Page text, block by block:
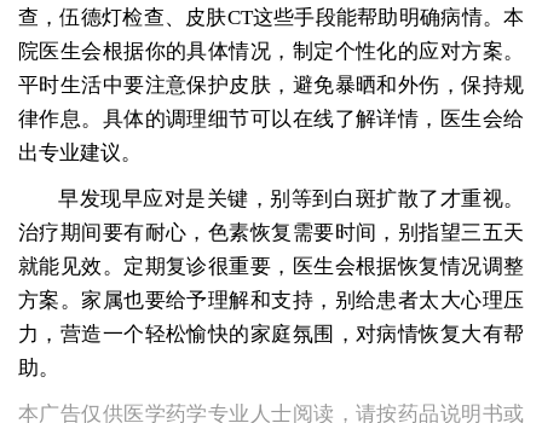
查，伍德灯检查、皮肤CT这些手段能帮助明确病情。本
院医生会根据你的具体情况，制定个性化的应对方案。
平时生活中要注意保护皮肤，避免暴晒和外伤，保持规
律作息。具体的调理细节可以在线了解详情，医生会给
出专业建议。
早发现早应对是关键，别等到白斑扩散了才重视。
治疗期间要有耐心，色素恢复需要时间，别指望三五天
就能见效。定期复诊很重要，医生会根据恢复情况调整
方案。家属也要给予理解和支持，别给患者太大心理压
力，营造一个轻松愉快的家庭氛围，对病情恢复大有帮
助。
本广告仅供医学药学专业人士阅读，请按药品说明书或